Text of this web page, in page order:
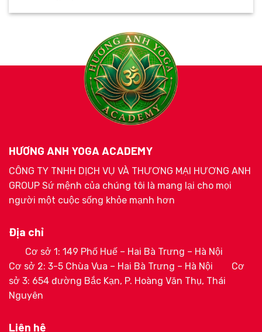
HƯƠNG ANH YOGA ACADEMY
CÔNG TY TNHH DỊCH VỤ VÀ THƯƠNG MẠI HƯƠNG ANH
GROUP Sứ mệnh của chúng tôi là mang lại cho mọi
người một cuộc sống khỏe mạnh hơn
Địa chỉ
Cơ sở 1: 149 Phố Huế – Hai Bà Trưng – Hà Nội
Cơ sở 2: 3-5 Chùa Vua – Hai Bà Trưng – Hà Nội
Cơ
sở 3: 654 đường Bắc Kạn, P. Hoàng Văn Thụ, Thái
Nguyên
Liên hệ